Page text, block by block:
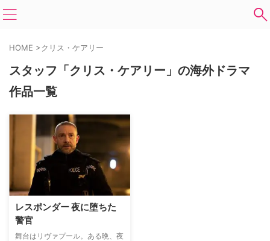
HOME >クリス・ケアリー
スタッフ「クリス・ケアリー」の海外ドラマ
作品一覧
レスポンダー 夜に堕ちた
警官
舞台はリヴァプール。ある晩、夜